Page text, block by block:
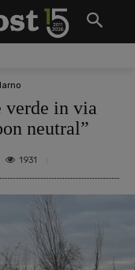
verde in via
neutral”
1931